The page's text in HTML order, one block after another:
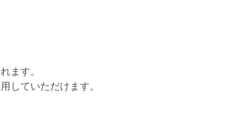
ます。
していただけます。